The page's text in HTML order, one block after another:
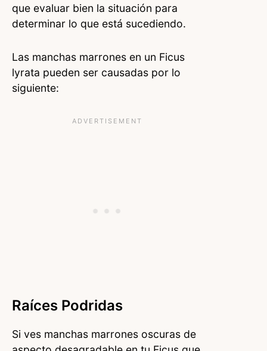
que evaluar bien la situación para
determinar lo que está sucediendo.
Las manchas marrones en un Ficus
lyrata pueden ser causadas por lo
siguiente:
Raíces Podridas
Si ves manchas marrones oscuras de